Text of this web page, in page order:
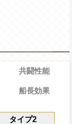
タイプ2
ーン
限界突破
共闘性能
共闘性能
効果
果
船長効果
時